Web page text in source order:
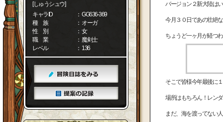
[しゅうシュウ]
キャラID
： GG636-369
種 族
： オーガ
性 別
： 女
職 業
： 魔剣士
レベル
： 136
バージョン２新大陸は
今月３０日であの壮絶
ちょうど一ヶ月が経つわ
そこで皆様今年最後に
場所はもちろん！レンダ
まだ、海を渡ってない